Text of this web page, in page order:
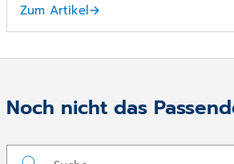
Zum Artikel
Noch nicht das